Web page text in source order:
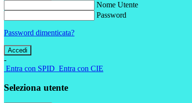
Nome Utente
Password
Password dimenticata?
-
Entra con SPID Entra con CIE
Seleziona utente